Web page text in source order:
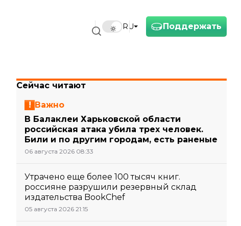
Поддержать
RU
Сейчас читают
Важно
В Балаклеи Харьковской области
российская атака убила трех человек.
Били и по другим городам, есть раненые
06 августа 2026 08:33
Утрачено еще более 100 тысяч книг.
россияне разрушили резервный склад
издательства BookChef
05 августа 2026 21:15